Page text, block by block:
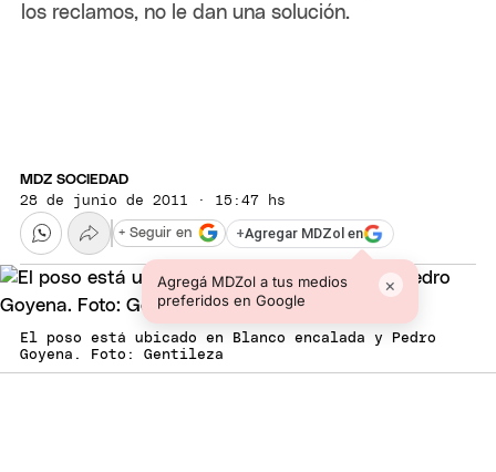
los reclamos, no le dan una solución.
MDZ SOCIEDAD
28 de junio de 2011 · 15:47 hs
+Agregar MDZol en
Agregá MDZol a tus medios
preferidos en Google
×
+ Seguir en
El poso está ubicado en Blanco encalada y Pedro
Goyena. Foto: Gentileza